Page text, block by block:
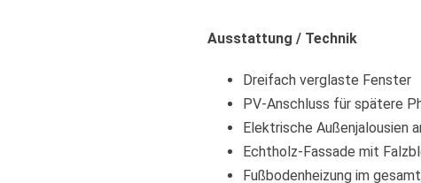
Ausstattung / Technik
Dreifach verglaste Fenster
PV-Anschluss für spätere
Elektrische Außenjalousien
Echtholz-Fassade mit
Fußbodenheizung im